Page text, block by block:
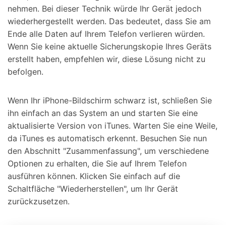
nehmen. Bei dieser Technik würde Ihr Gerät jedoch
wiederhergestellt werden. Das bedeutet, dass Sie am
Ende alle Daten auf Ihrem Telefon verlieren würden.
Wenn Sie keine aktuelle Sicherungskopie Ihres Geräts
erstellt haben, empfehlen wir, diese Lösung nicht zu
befolgen.
Wenn Ihr iPhone-Bildschirm schwarz ist, schließen Sie
ihn einfach an das System an und starten Sie eine
aktualisierte Version von iTunes. Warten Sie eine Weile,
da iTunes es automatisch erkennt. Besuchen Sie nun
den Abschnitt "Zusammenfassung", um verschiedene
Optionen zu erhalten, die Sie auf Ihrem Telefon
ausführen können. Klicken Sie einfach auf die
Schaltfläche "Wiederherstellen", um Ihr Gerät
zurückzusetzen.